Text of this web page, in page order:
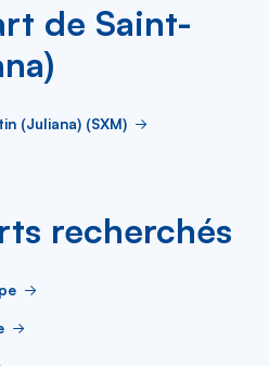
de Saint-
(Juliana) (SXM)
recherchés